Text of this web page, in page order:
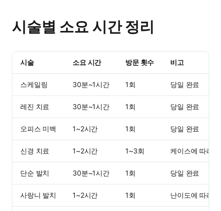
시술별 소요 시간 정리
시술 소요 시간 방문 횟수 비고
스케일링 30분~1시간 1회 당일 완료
레진 치료 30분~1시간 1회 당일 완료
오피스 미백 1~2시간 1회 당일 완료
신경 치료 1~2시간 1~3회 케이스에 따라
단순 발치 30분~1시간 1회 당일 완료
사랑니 발치 1~2시간 1회 난이도에 따라